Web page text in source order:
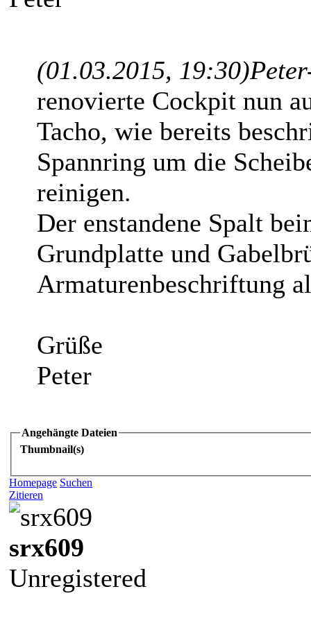
(01.03.2015, 19:30)
renovierte Cockpit nun
Tacho, wie bereits
Spannring um die
reinigen.
Der enstandene Spalt
Grundplatte und
Armaturenbeschriftung
Grüße
Peter
Angehängte Dateien
Thumbnail(s)
Homepage Suchen
Zitieren
srx609
Unregistered